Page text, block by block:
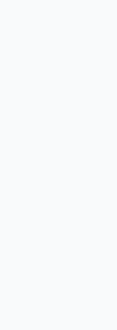
e relacionamento
| Pix Robotics |
BI | Project |